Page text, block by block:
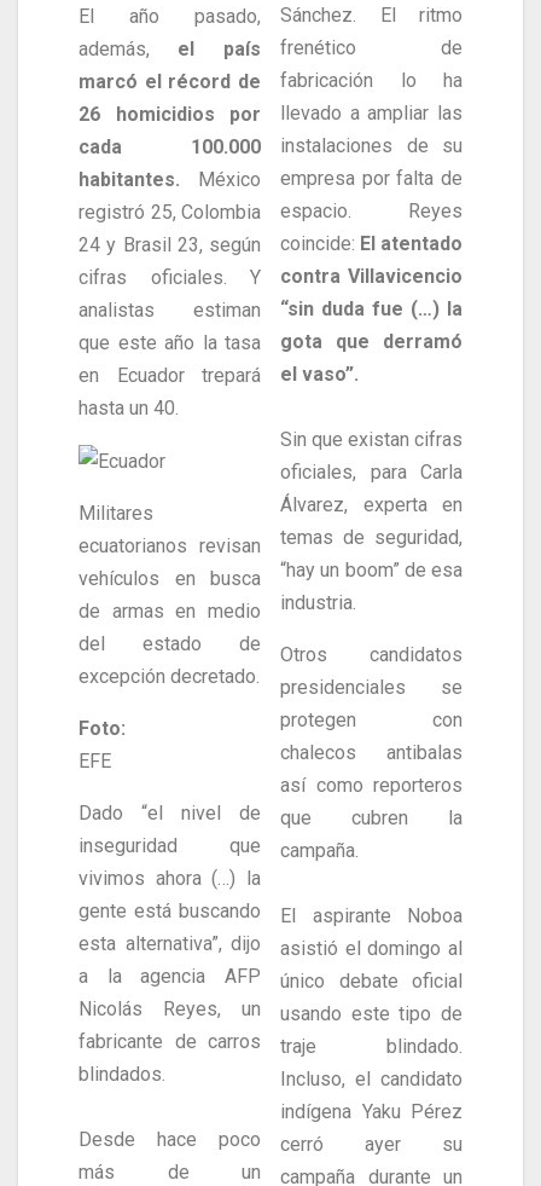
El año pasado,
además, el país
marcó el récord de
26 homicidios por
cada 100.000
habitantes. México
registró 25, Colombia
24 y Brasil 23, según
cifras oficiales. Y
analistas estiman
que este año la tasa
en Ecuador trepará
hasta un 40.
Militares
ecuatorianos revisan
vehículos en busca
de armas en medio
del estado de
excepción decretado.
Foto:
EFE
Dado “el nivel de
inseguridad que
vivimos ahora (…) la
gente está buscando
esta alternativa”, dijo
a la agencia AFP
Nicolás Reyes, un
fabricante de carros
blindados.
Desde hace poco
más de un
Sánchez. El ritmo
frenético de
fabricación lo ha
llevado a ampliar las
instalaciones de su
empresa por falta de
espacio. Reyes
coincide: El atentado
contra Villavicencio
“sin duda fue (…) la
gota que derramó
el vaso”.
Sin que existan cifras
oficiales, para Carla
Álvarez, experta en
temas de seguridad,
“hay un boom” de esa
industria.
Otros candidatos
presidenciales se
protegen con
chalecos antibalas
así como reporteros
que cubren la
campaña.
El aspirante Noboa
asistió el domingo al
único debate oficial
usando este tipo de
traje blindado.
Incluso, el candidato
indígena Yaku Pérez
cerró ayer su
campaña durante un